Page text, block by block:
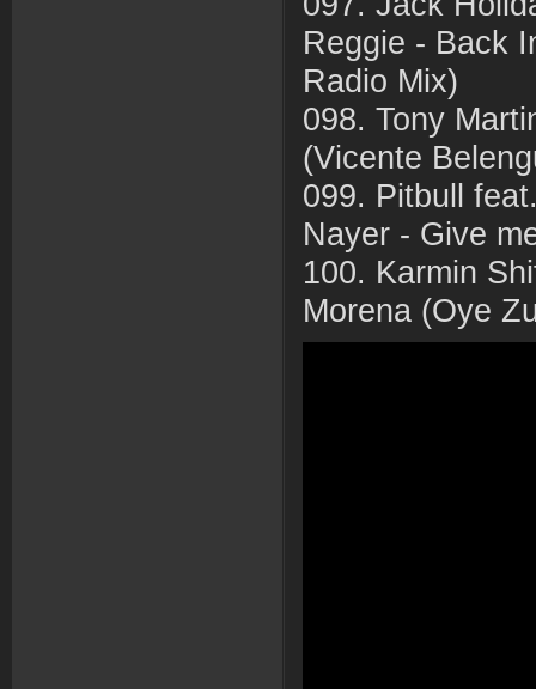
Reggie - Back
Radio Mix)
098. Tony
(Vicente
099. Pitbull
Nayer - Give
100. Karmin
Morena (Oye